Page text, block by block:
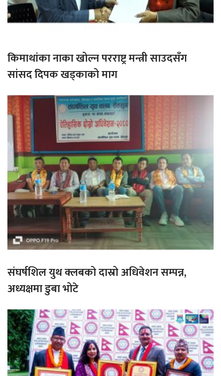
किमाथांका नाका खोल्न परराष्ट्र मन्त्री साउदसँग
सांसद दिपक खड्काको माग
संघर्षशिल युथ क्लबको दास्रो अधिवेशन सम्पन्न,
अध्यक्षमा डुबा भोटे